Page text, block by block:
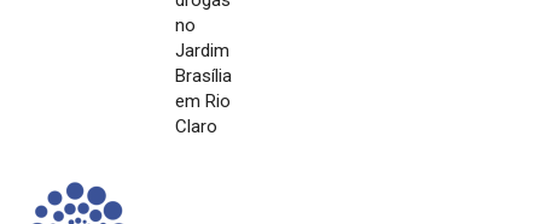
drogas
no
Jardim
Brasília
em Rio
Claro